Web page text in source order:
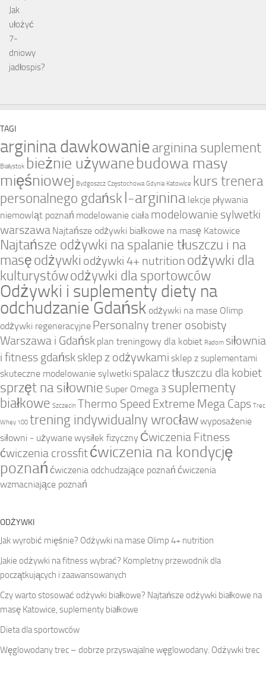
TAGI
arginina dawkowaniearginina suplement
Białystok bieżnie używanebudowa masy
mięśniowej Bydgoszcz Częstochowa Gdynia Katowice kurs trenera
personalnego gdańsk l-arginina lekcje pływania
niemowląt poznań modelowanie ciała modelowanie sylwetki
warszawa Najtańsze odżywki białkowe na masę Katowice
Najtańsze odżywki na spalanie tłuszczu i na
masęodżywki odżywki 4+ nutrition odżywki dla
kulturystówodżywki dla sportowców
Odżywki i suplementy diety na
odchudzanie Gdańsk odżywki na mase Olimp
odżywki regeneracyjne Personalny trener osobisty
Warszawa i Gdańsk plan treningowy dla kobiet Radom siłownia
i fitness gdańsksklep z odżywkami sklep z suplementami
skuteczne modelowanie sylwetki spalacz tłuszczu dla kobiet
sprzęt na siłownie Super Omega 3 suplementy
białkowe Szczecin Thermo Speed Extreme Mega Caps Trec
Whey 100 trening indywidualny wrocławwyposażenie
siłowni - używanewysiłek fizyczny Ćwiczenia Fitness
ćwiczenia crossfitćwiczenia na kondycję
poznań ćwiczenia odchudzające poznań ćwiczenia
wzmacniające poznań
ODŻYWKI
Jak wyrobić mięśnie? Odżywki na mase Olimp 4+ nutrition
Jakie odżywki na fitness wybrać? Kompletny przewodnik dla
początkujących i zaawansowanych
Czy warto stosować odżywki białkowe? Najtańsze odżywki białkowe na
masę Katowice, suplementy białkowe
Dieta dla sportowców
Węglowodany trec – dobrze przyswajalne węglowodany. Odżywki trec